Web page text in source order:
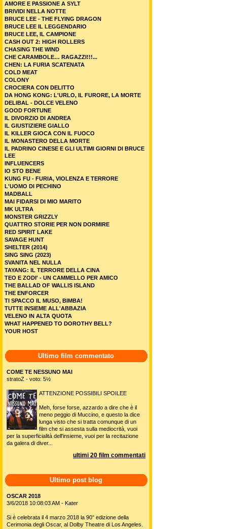
AMORE E PASSIONE A SYLT
BRIVIDI NELLA NOTTE
BRUCE LEE - THE FLYING DRAGON
BRUCE LEE IL LEGGENDARIO
BRUCE LEE, IL CAMPIONE
CASH OUT 2: HIGH ROLLERS
CHASING THE WIND
CHE CARAMBOLE… RAGAZZI!!!...
CHEN: LA FURIA SCATENATA
COLD MEAT
COLONY
CROCIERA CON DELITTO
DA HONG KONG: L'URLO, IL FURORE, LA MORTE
DELIBAL - DOLCE VELENO
GOOD FORTUNE
IL DIVORZIO DI ANDREA
IL GIUSTIZIERE GIALLO
IL KILLER GIOCA CON IL FUOCO
IL MONASTERO DELLA MORTE
IL PADRINO CINESE E GLI ULTIMI GIORNI DI BRUCE
LEE
INFLUENCERS
IO STO BENE
KUNG FU - FURIA, VIOLENZA E TERRORE
L'UOMO DI PECHINO
MADBALL
MAI FIDARSI DI MIO MARITO
MK ULTRA
MONSTER GRIZZLY
QUATTRO STORIE PER NON DORMIRE
RED SPIRIT LAKE
SAVAGE HUNT
SHELTER (2014)
SING SING (2023)
SVANITA NEL NULLA
TAYANG: IL TERRORE DELLA CINA
TEO E ZODI' - UN CAMMELLO PER AMICO
THE BALLAD OF WALLIS ISLAND
THE ENFORCER
TI SPACCO IL MUSO, BIMBA!
TUTTE INSIEME ALL'ABBAZIA
VELENO IN ALTA QUOTA
WHAT HAPPENED TO DOROTHY BELL?
YOUR HOST
Ultimo film commentato
COME TE NESSUNO MAI
stratoZ - voto: 5½
ATTENZIONE POSSIBILI SPOILEE
Meh, forse forse, azzardo a dire che è il
meno peggio di Muccino, e questo la dice
lunga visto che si tratta comunque di un
film che si assesta sulla mediocrità, vuoi
per la superficialità dell'insieme, vuoi per la recitazione
da galera di diver...
ultimi 20 film commentati
Ultimo post blog
OSCAR 2018
3/6/2018 10:08:03 AM - Kater
Si è celebrata il 4 marzo 2018 la 90° edizione della
Cerimonia degli Oscar, al Dolby Theatre di Los Angeles.